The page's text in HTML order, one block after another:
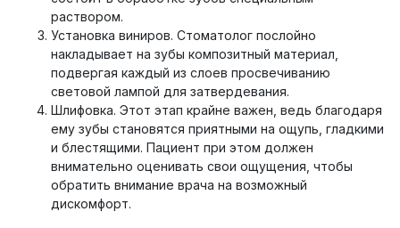
раствором.
Установка виниров. Стоматолог послойно
накладывает на зубы композитный материал,
подвергая каждый из слоев просвечиванию
световой лампой для затвердевания.
Шлифовка. Этот этап крайне важен, ведь благодаря
ему зубы становятся приятными на ощупь, гладкими
и блестящими. Пациент при этом должен
внимательно оценивать свои ощущения, чтобы
обратить внимание врача на возможный
дискомфорт.